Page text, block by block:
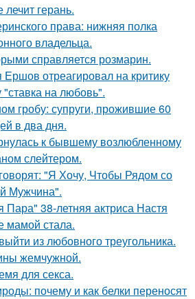
герань.
права: нижняя полка
владельца.
справляется розмарин.
отреагировал на критику
на любовь".
гробу: супруги, прожившие 60
в два дня.
к бывшему возлюбленному
слейтером.
"Я Хочу, Чтобы Рядом со
Мужчина".
Пара" 38-летняя актриса Настя
мамой стала.
из любовного треугольника.
жемчужной.
для секса.
почему и как белки переносят